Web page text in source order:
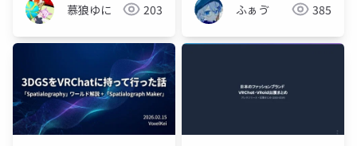
慕狼ゆに 203 ふぁゔ 385